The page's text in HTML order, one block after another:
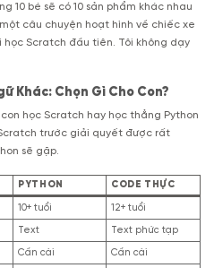
10 bé sẽ có 10 sản phẩm khác nhau
câu chuyện hoạt hình về chiếc xe
Scratch đầu tiên. Tôi không dạy
Khác: Chọn Gì Cho Con?
học Scratch hay học thẳng Python
trước giải quyết được rất
sẽ gặp.
PYTHON CODE THỰC
10+ tuổi 12+ tuổi
Text Text phức tạp
Cần cài Cần cài